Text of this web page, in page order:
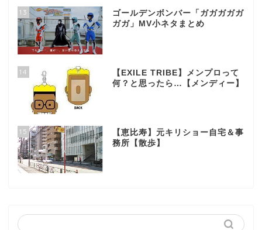
13
ゴールデンボンバー「ガガガガガ
ガガ」MV小ネタまとめ
14
【EXILE TRIBE】メンプロって
何？と思ったら…【メンディー】
15
【恵比寿】元キリショー自宅＆事
務所【散歩】